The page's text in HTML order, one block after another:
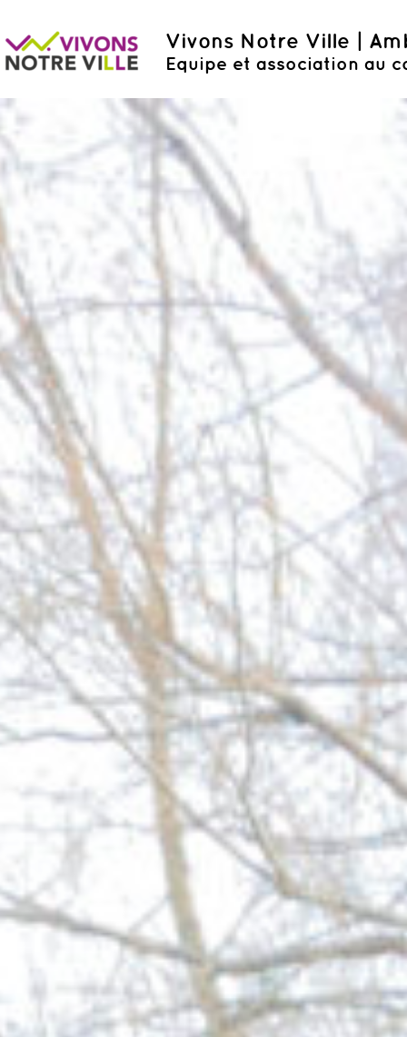
Vivons Notre Ville |
Equipe et association au